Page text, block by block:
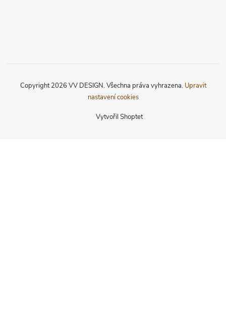
Vytvořil Shoptet
Copyright 2026 VV DESIGN. Všechna práva vyhrazena. Upravit
nastavení cookies